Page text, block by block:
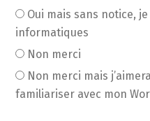
Oui mais sans notice,
informatiques
Non merci
Non merci mais
familiariser avec mon